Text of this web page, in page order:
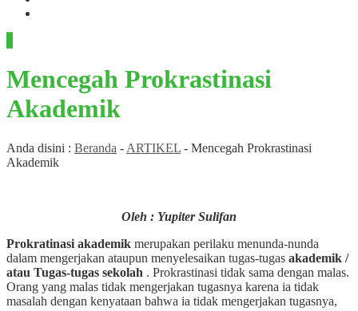
Mencegah Prokrastinasi
Akademik
Anda disini : Beranda - ARTIKEL - Mencegah Prokrastinasi
Akademik
Oleh : Yupiter Sulifan
Prokratinasi akademik merupakan perilaku menunda-nunda
dalam mengerjakan ataupun menyelesaikan tugas-tugas akademik /
atau Tugas-tugas sekolah . Prokrastinasi tidak sama dengan malas.
Orang yang malas tidak mengerjakan tugasnya karena ia tidak
masalah dengan kenyataan bahwa ia tidak mengerjakan tugasnya,